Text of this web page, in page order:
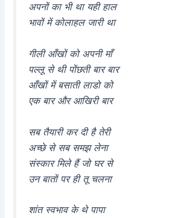
अपनों का भी था यही हाल
भावों में कोलाहल जारी था
गीली आँखों को अपनी माँ
पल्लू से थी पोंछती बार बार
आँखों में बसाती लाडो को
एक बार और आखिरी बार
सब तैयारी कर दी है तेरी
अच्छे से सब समझ लेना
संस्कार मिले हैं जो घर से
उन बातों पर ही तू चलना
शांत स्वभाव के थे पापा